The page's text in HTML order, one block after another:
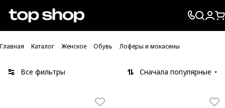
Проверка хлебных крошек
Главная Каталог Женское Обувь Лоферы и мокасины
Все фильтры Сначала популярные